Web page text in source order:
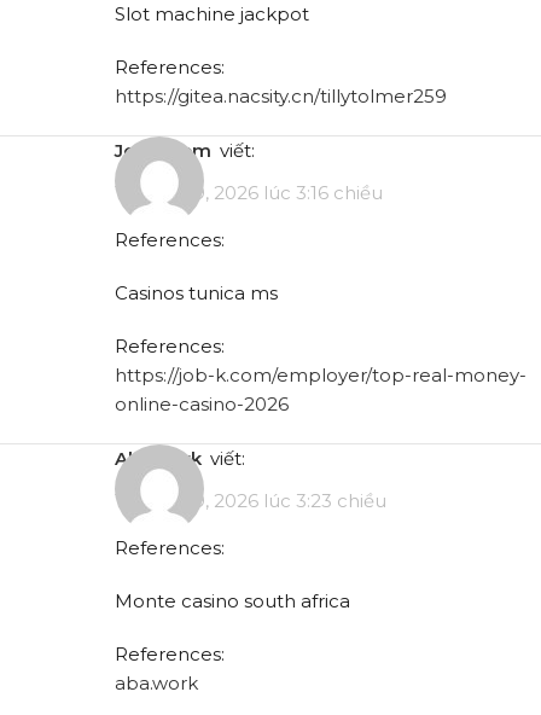
Slot machine jackpot
References:
https://gitea.nacsity.cn/tillytolmer259
job-k.com viết:
Tháng 5 9, 2026 lúc 3:16 chiều
References:
Casinos tunica ms
References:
https://job-k.com/employer/top-real-money-
online-casino-2026
aba.work viết:
Tháng 5 9, 2026 lúc 3:23 chiều
References:
Monte casino south africa
References:
aba.work